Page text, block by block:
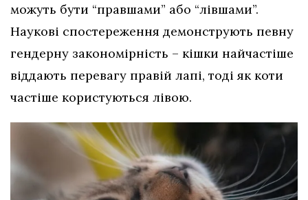
можуть бути “правшами” або “лівшами”.
Наукові спостереження демонструють певну
гендерну закономірність – кішки найчастіше
віддають перевагу правій лапі, тоді як коти
частіше користуються лівою.